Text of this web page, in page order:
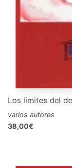
Los límites del
varios autores
38,00€